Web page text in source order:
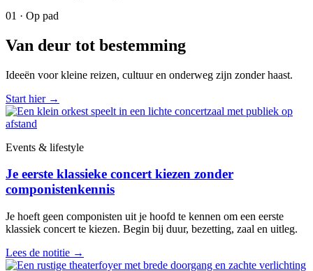
01 · Op pad
Van deur tot bestemming
Ideeën voor kleine reizen, cultuur en onderweg zijn zonder haast.
Start hier →
Events & lifestyle
Je eerste klassieke concert kiezen zonder
componistenkennis
Je hoeft geen componisten uit je hoofd te kennen om een eerste
klassiek concert te kiezen. Begin bij duur, bezetting, zaal en uitleg.
Lees de notitie →